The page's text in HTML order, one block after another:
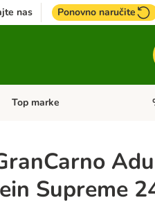
nas Ponovno naručite
Pregled kategorija: + VET hrana
Top marke
Supreme